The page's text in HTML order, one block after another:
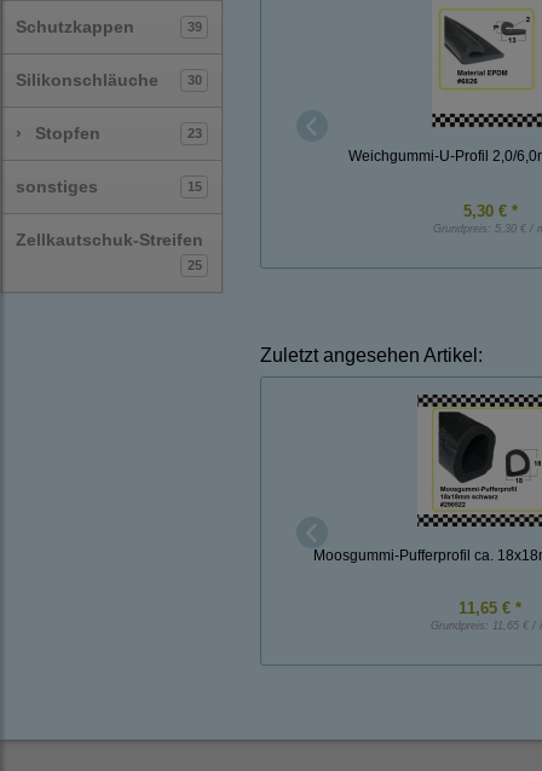
Schutzkappen 39
Silikonschläuche 30
› Stopfen 23
sonstiges 15
Zellkautschuk-Streifen
25
Weichgummi-U-Profil 2,0/
5,30 € *
Grundpreis: 5,30 € /
Zuletzt angesehen Artikel:
Moosgummi-Pufferprofil ca.
11,65 € *
Grundpreis: 11,65 € /